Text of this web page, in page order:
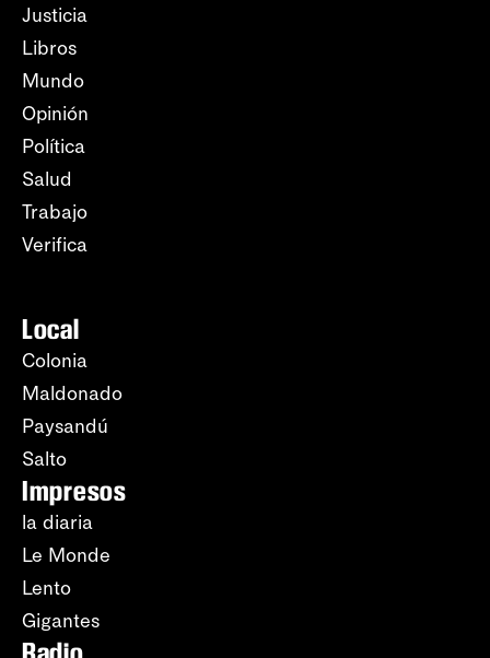
Justicia
Libros
Mundo
Opinión
Política
Salud
Trabajo
Verifica
Local
Colonia
Maldonado
Paysandú
Salto
Impresos
la diaria
Le Monde
Lento
Gigantes